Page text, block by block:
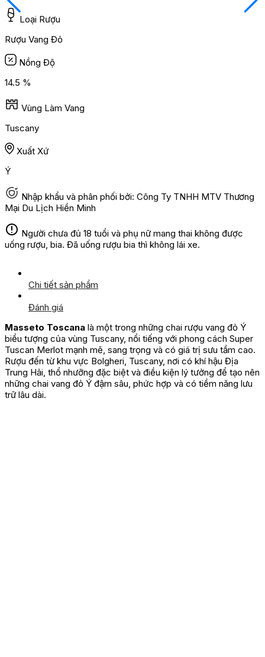
Loại Rượu
Rượu Vang Đỏ
Nồng Độ
14.5 %
Vùng Làm Vang
Tuscany
Xuất Xứ
Ý
Nhập khẩu và phân phối bởi: Công Ty TNHH MTV Thương
Mại Du Lịch Hiền Minh
Người chưa đủ 18 tuổi và phụ nữ mang thai không được
uống rượu, bia. Đã uống rượu bia thì không lái xe.
Chi tiết sản phẩm
Đánh giá
Masseto Toscana là một trong những chai rượu vang đỏ Ý
biểu tượng của vùng Tuscany, nổi tiếng với phong cách Super
Tuscan Merlot mạnh mẽ, sang trọng và có giá trị sưu tầm cao.
Rượu đến từ khu vực Bolgheri, Tuscany, nơi có khí hậu Địa
Trung Hải, thổ nhưỡng đặc biệt và điều kiện lý tưởng để tạo nên
những chai vang đỏ Ý đậm sâu, phức hợp và có tiềm năng lưu
trữ lâu dài.